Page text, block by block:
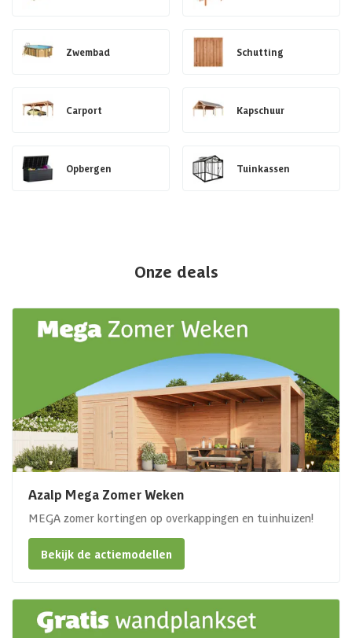
Zwembad Schutting
Carport Kapschuur
Opbergen Tuinkassen
Onze deals
Azalp Mega Zomer Weken
MEGA zomer kortingen op overkappingen en tuinhuizen!
Bekijk de actiemodellen